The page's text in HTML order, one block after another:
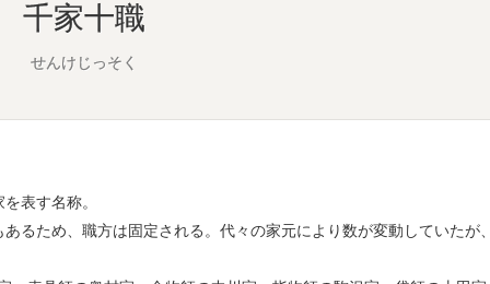
千家十職
せんけじっそく
表す名称。
るため、職方は固定される。代々の家元により数が変動していたが